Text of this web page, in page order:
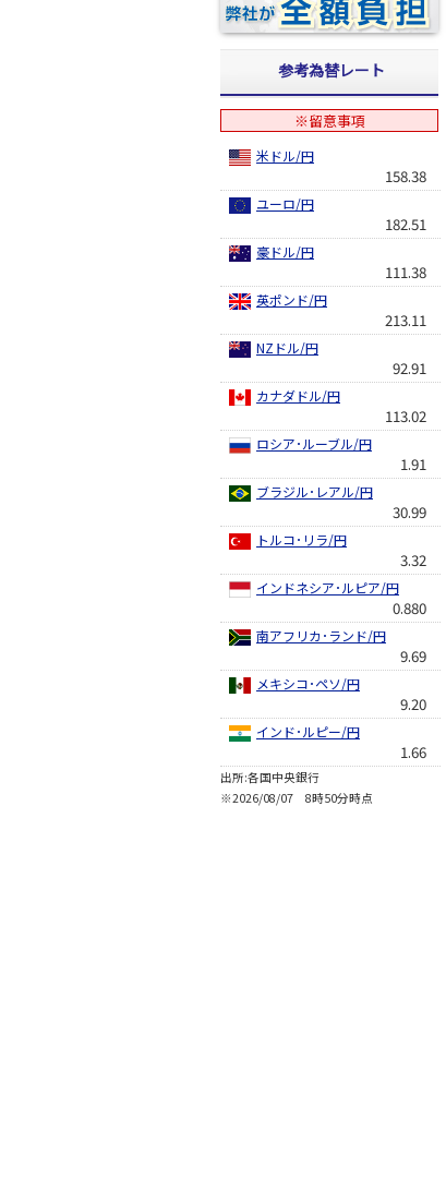
参考為替レート
※留意事項
米ドル/円
158.38
ユーロ/円
182.51
豪ドル/円
111.38
英ポンド/円
213.11
NZドル/円
92.91
カナダドル/円
113.02
ロシア･ルーブル/円
1.91
ブラジル･レアル/円
30.99
トルコ･リラ/円
3.32
インドネシア･ルピア/円
0.880
南アフリカ･ランド/円
9.69
メキシコ･ペソ/円
9.20
インド･ルピー/円
1.66
出所:各国中央銀行
※2026/08/07 8時50分時点